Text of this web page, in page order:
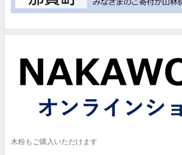
木粉もご購入いただけます